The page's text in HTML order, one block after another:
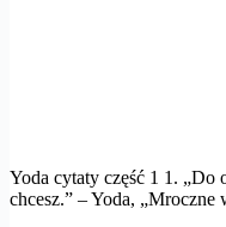
Yoda cytaty część 1 1. „Do
chcesz.” – Yoda,